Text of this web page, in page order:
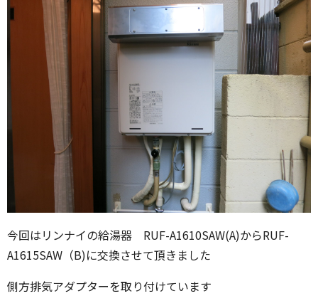
今回はリンナイの給湯器 RUF-A1610SAW(A)からRUF-
A1615SAW（B)に交換させて頂きました
側方排気アダプターを取り付けています